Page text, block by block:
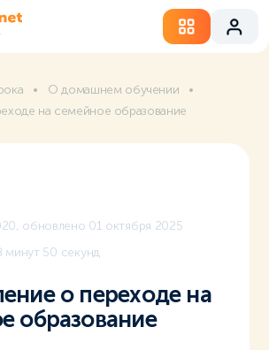
О домашнем обучении
на семейное образование
, обновлено 01 октября 2025
минут 50 секунд
о переходе на
образование